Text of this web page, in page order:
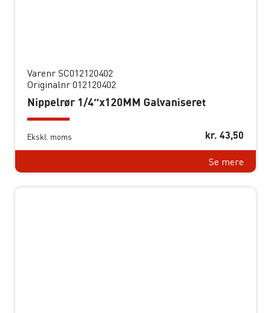
Varenr SC012120402
Originalnr 012120402
Nippelrør 1/4″x120MM Galvaniseret
Ekskl. moms kr. 43,50
Se mere